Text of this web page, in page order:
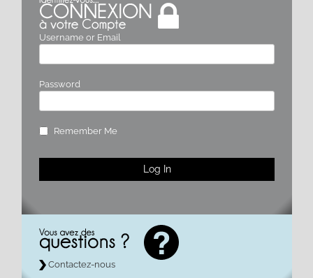
Username or Email
Password
Remember Me
Contactez-nous